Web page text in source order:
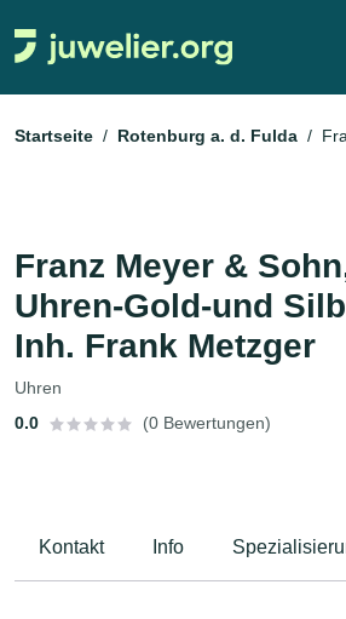
Startseite Rotenburg a. d. Fulda
Franz Meyer &
Uhren-Gold-und
Inh. Frank Metzger
Uhren
0.0
(0 Bewertungen)
Kontakt Info